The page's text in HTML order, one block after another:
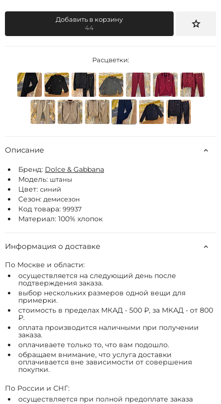
Добавить в корзину
44
Расцветки:
Описание
Бренд: Dolce & Gabbana
Модель: штаны
Цвет: синий
Сезон: демисезон
Код товара: 99937
Материал: 100% хлопок
Информация о доставке
По Москве и области:
осуществляется на следующий день после
подтверждения заказа.
выбор нескольких размеров одной вещи для
примерки.
стоимость в пределах МКАД - 500 ₽, за МКАД - от 800
₽.
оплата производится наличными при получении
заказа.
оплачиваете только то, что вам подошло.
обращаем внимание, что услуга доставки
оплачивается вне зависимости от совершения
покупки.
По России и СНГ:
осуществляется при полной предоплате заказа